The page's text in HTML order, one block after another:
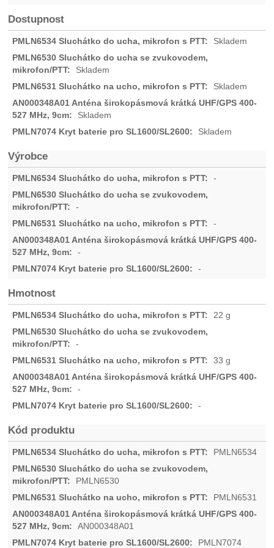
Dostupnost
Skladem
Skladem
Skladem
Skladem
Skladem
Výrobce
-
-
-
-
-
Hmotnost
22 g
-
33 g
-
-
Kód produktu
PMLN6534
PMLN6530
PMLN6531
AN000348A01
PMLN7074